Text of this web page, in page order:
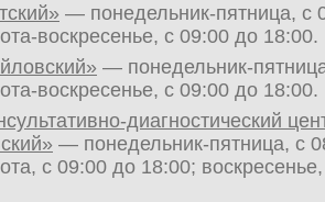
— понедельник-пятница, с
воскресенье, с 09:00 до 18:00.
— понедельник-
воскресенье, с 09:00 до 18:00.
диагностический
— понедельник-пятница, с
с 09:00 до 18:00;